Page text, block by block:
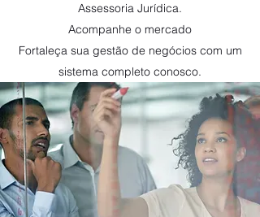
Assessoria Jurídica.
Acompanhe o mercado
Fortaleça sua gestão de negócios com um
sistema completo conosco.